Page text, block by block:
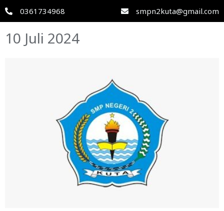
0361734968 smpn2kuta@gmail.com
10 Juli 2024